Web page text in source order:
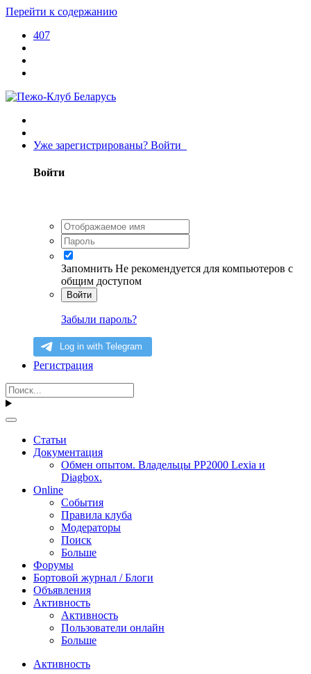
Перейти к содержанию
407
Уже зарегистрированы? Войти
Войти
Запомнить Не рекомендуется для компьютеров с
общим доступом
Войти
Забыли пароль?
Регистрация
Статьи
Документация
Обмен опытом. Владельцы PP2000 Lexia и
Diagbox.
Online
События
Правила клуба
Модераторы
Поиск
Больше
Форумы
Бортовой журнал / Блоги
Объявления
Активность
Активность
Пользователи онлайн
Больше
Активность